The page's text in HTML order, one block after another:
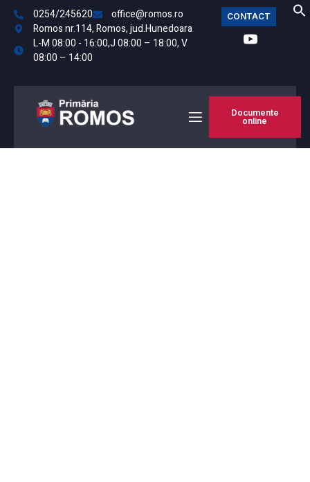
0254/245620
office@romos.ro
Romos nr.114, Romos, jud.Hunedoara
L-M 08:00 - 16:00,J 08:00 – 18:00, V
08:00 – 14:00
CONTACT
Documente
online